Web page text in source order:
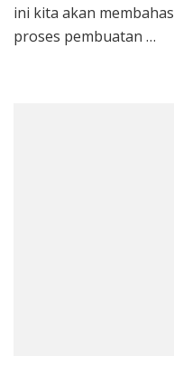
ini kita akan
proses pembuatan …